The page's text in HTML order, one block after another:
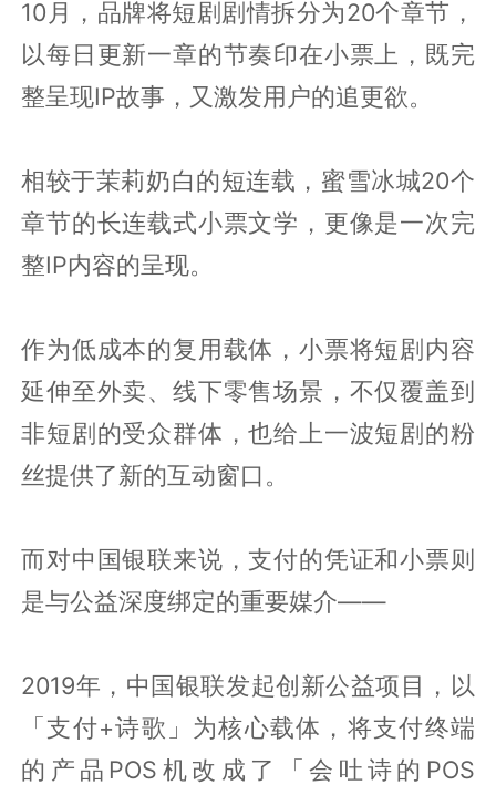
10月，品牌将短剧剧情拆分为20个章节，
以每日更新一章的节奏印在小票上，既完
整呈现IP故事，又激发用户的追更欲。
相较于茉莉奶白的短连载，蜜雪冰城20个
章节的长连载式小票文学，更像是一次完
整IP内容的呈现。
作为低成本的复用载体，小票将短剧内容
延伸至外卖、线下零售场景，不仅覆盖到
非短剧的受众群体，也给上一波短剧的粉
丝提供了新的互动窗口。
而对中国银联来说，支付的凭证和小票则
是与公益深度绑定的重要媒介——
2019年，中国银联发起创新公益项目，以
「支付+诗歌」为核心载体，将支付终端
的产品POS机改成了「会吐诗的POS